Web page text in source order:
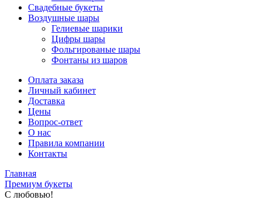
Свадебные букеты
Воздушные шары
Гелиевые шарики
Цифры шары
Фольгированые шары
Фонтаны из шаров
Оплата заказа
Личный кабинет
Доставка
Цены
Вопрос-ответ
О нас
Правила компании
Контакты
Главная
Премиум букеты
С любовью!